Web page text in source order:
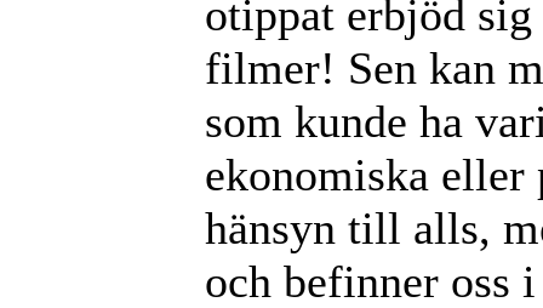
otippat erbjöd
filmer! Sen kan
som kunde ha
ekonomiska eller
hänsyn till alls,
och befinner oss